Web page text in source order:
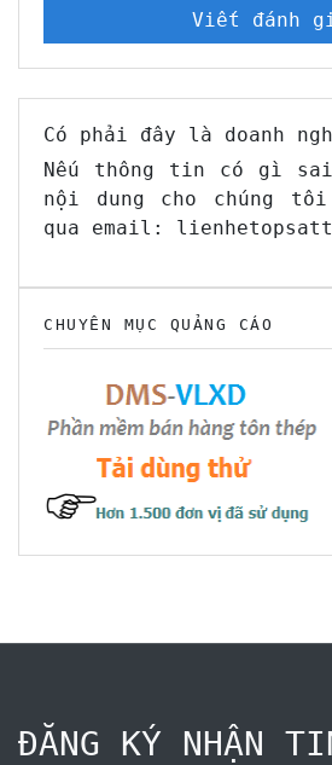
Viết đánh
Có phải đây là doanh
Nếu thông tin có gì
nội dung cho chúng
qua email:
CHUYÊN MỤC QUẢNG CÁO
ĐĂNG KÝ NHẬN